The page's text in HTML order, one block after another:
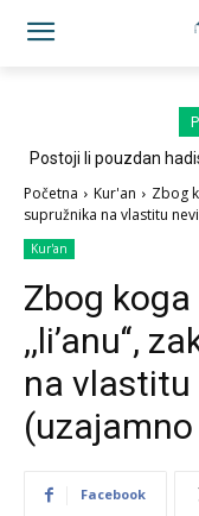
Postoji li pouzdan
Početna Kur'an
Zbog
supružnika na vlastitu
Kur'an
Zbog
,,li’anu‘‘,
na
Facebook